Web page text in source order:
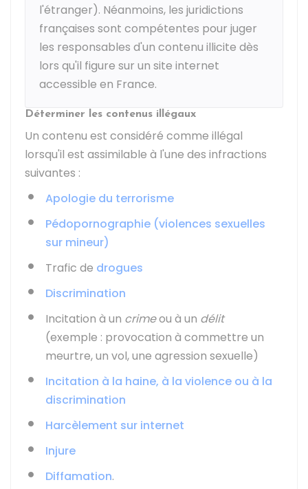
l'étranger). Néanmoins, les juridictions
françaises sont compétentes pour juger
les responsables d'un contenu illicite dès
lors qu'il figure sur un site internet
accessible en France.
Déterminer les contenus illégaux
Un contenu est considéré comme illégal
lorsqu'il est assimilable à l'une des infractions
suivantes :
Apologie du terrorisme
Pédopornographie (violences sexuelles
sur mineur)
Trafic de drogues
Discrimination
Incitation à un crimeou à un délit
(exemple : provocation à commettre un
meurtre, un vol, une agression sexuelle)
Incitation à la haine, à la violence ou à la
discrimination
Harcèlement sur internet
Injure
Diffamation.